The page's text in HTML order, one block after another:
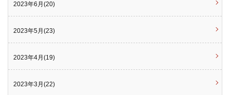
2023年6月(20)
2023年5月(23)
2023年4月(19)
2023年3月(22)